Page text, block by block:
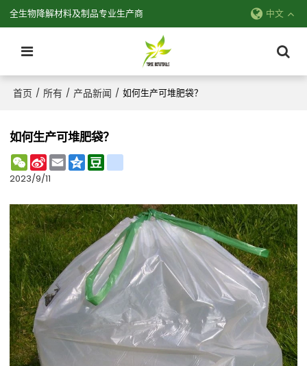
全生物降解材料及制品专业生产商 中文
首页 / 所有 / 产品新闻 / 如何生产可堆肥袋？
如何生产可堆肥袋？
WeChat
Sina
Weibo
EmailQzone
2023/9/11